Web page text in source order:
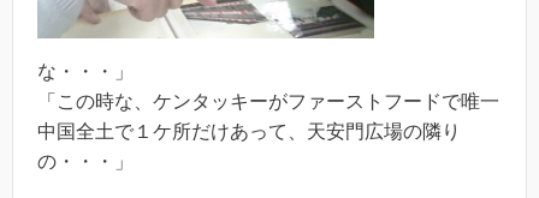
な・・・」
「この時な、ケンタッキーがファーストフードで唯一
中国全土で１ケ所だけあって、天安門広場の隣り
の・・・」